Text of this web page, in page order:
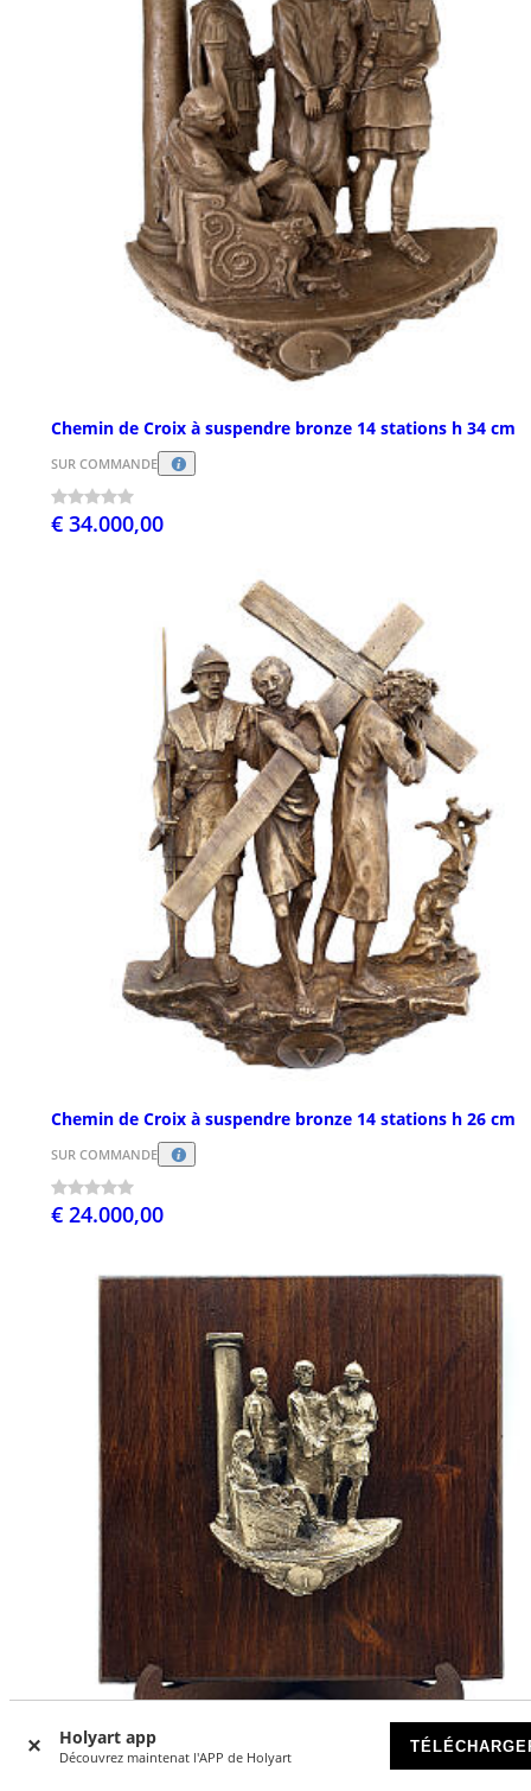
Holyart app
Découvrez maintenat l'APP de Holyart
Chemin de Croix à suspendre bronze 14 stations h 34 cm
SUR COMMANDE
€ 34.000,00
Chemin de Croix à suspendre bronze 14 stations h 26 cm
SUR COMMANDE
€ 24.000,00